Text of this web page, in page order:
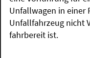
Unfallwagen in einer
Unfallfahrzeug nicht
fahrbereit ist.